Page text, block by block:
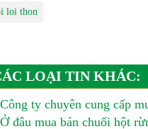
loi thon
LOẠI TIN KHÁC:
Công ty chuyên cung cấp
Ở đâu mua bán chuối hột